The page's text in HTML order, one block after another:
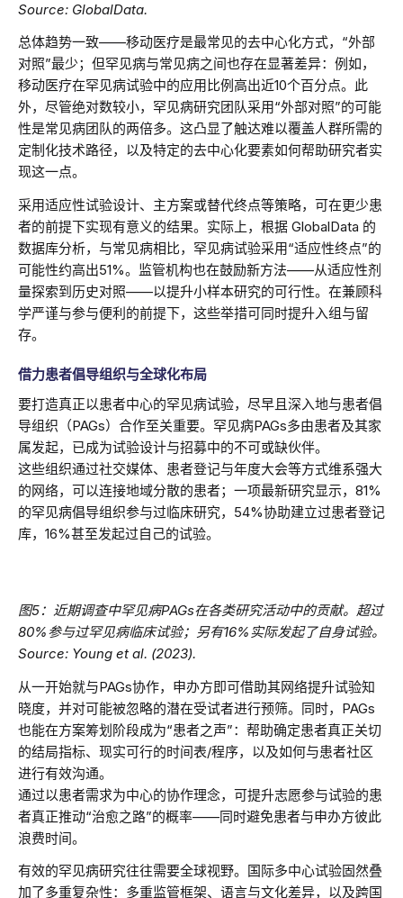
Source: GlobalData.
总体趋势一致——移动医疗是最常见的去中心化方式，“外部
对照”最少；但罕见病与常见病之间也存在显著差异：例如，
移动医疗在罕见病试验中的应用比例高出近10个百分点。此
外，尽管绝对数较小，罕见病研究团队采用“外部对照”的可能
性是常见病团队的两倍多。这凸显了触达难以覆盖人群所需的
定制化技术路径，以及特定的去中心化要素如何帮助研究者实
现这一点。
采用适应性试验设计、主方案或替代终点等策略，可在更少患
者的前提下实现有意义的结果。实际上，根据 GlobalData 的
数据库分析，与常见病相比，罕见病试验采用“适应性终点”的
可能性约高出51%。监管机构也在鼓励新方法——从适应性剂
量探索到历史对照——以提升小样本研究的可行性。在兼顾科
学严谨与参与便利的前提下，这些举措可同时提升入组与留
存。
借力患者倡导组织与全球化布局
要打造真正以患者中心的罕见病试验，尽早且深入地与患者倡
导组织（PAGs）合作至关重要。罕见病PAGs多由患者及其家
属发起，已成为试验设计与招募中的不可或缺伙伴。
这些组织通过社交媒体、患者登记与年度大会等方式维系强大
的网络，可以连接地域分散的患者；一项最新研究显示，81%
的罕见病倡导组织参与过临床研究，54%协助建立过患者登记
库，16%甚至发起过自己的试验。
图5：近期调查中罕见病PAGs在各类研究活动中的贡献。超过
80%参与过罕见病临床试验；另有16%实际发起了自身试验。
Source: Young et al. (2023).
从一开始就与PAGs协作，申办方即可借助其网络提升试验知
晓度，并对可能被忽略的潜在受试者进行预筛。同时，PAGs
也能在方案筹划阶段成为“患者之声”：帮助确定患者真正关切
的结局指标、现实可行的时间表/程序，以及如何与患者社区
进行有效沟通。
通过以患者需求为中心的协作理念，可提升志愿参与试验的患
者真正推动“治愈之路”的概率——同时避免患者与申办方彼此
浪费时间。
有效的罕见病研究往往需要全球视野。国际多中心试验固然叠
加了多重复杂性：多重监管框架、语言与文化差异，以及跨国